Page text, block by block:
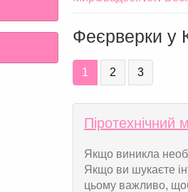
Феєрверки у
1 2 3
Піротехнічний
Якщо виникла
Якщо ви шукаєте
цьому важливо,